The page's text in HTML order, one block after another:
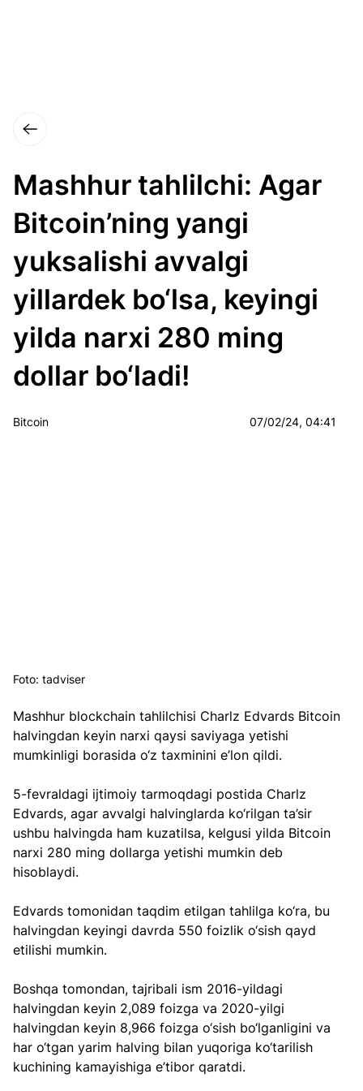
Mashhur tahlilchi: Agar
Bitcoin’ning yangi
yuksalishi avvalgi
yillardek bo‘lsa, keyingi
yilda narxi 280 ming
dollar bo‘ladi!
Bitcoin 07/02/24, 04:41
Foto: tadviser
Mashhur blockchain tahlilchisi Charlz Edvards Bitcoin
halvingdan keyin narxi qaysi saviyaga yetishi
mumkinligi borasida o‘z taxminini e’lon qildi.
5-fevraldagi ijtimoiy tarmoqdagi postida Charlz
Edvards, agar avvalgi halvinglarda ko‘rilgan ta’sir
ushbu halvingda ham kuzatilsa, kelgusi yilda Bitcoin
narxi 280 ming dollarga yetishi mumkin deb
hisoblaydi.
Edvards tomonidan taqdim etilgan tahlilga ko‘ra, bu
halvingdan keyingi davrda 550 foizlik o‘sish qayd
etilishi mumkin.
Boshqa tomondan, tajribali ism 2016-yildagi
halvingdan keyin 2,089 foizga va 2020-yilgi
halvingdan keyin 8,966 foizga o‘sish bo‘lganligini va
har o‘tgan yarim halving bilan yuqoriga ko‘tarilish
kuchining kamayishiga e’tibor qaratdi.